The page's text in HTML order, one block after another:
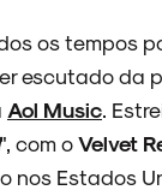
os tempos
escutado da
Aol Music .
", com oVelvet
Estados